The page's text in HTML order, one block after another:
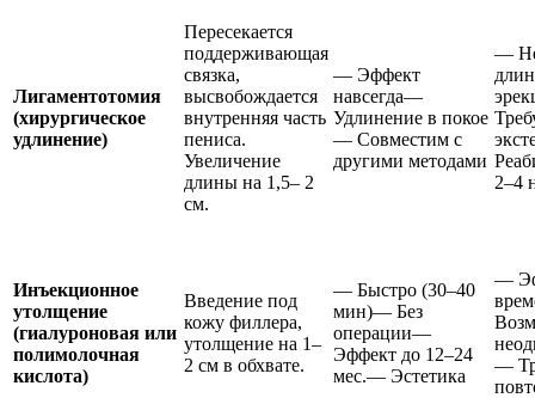
Лигаментотомия
(хирургическое
удлинение)
Пересекается
поддерживающая
связка,
высвобождается
внутренняя часть
пениса.
Увеличение
длины на 1,5– 2
см.
— Эффект
навсегда—
Удлинение в покое
— Совместим с
другими методами
— Не
2–4
Инъекционное
утолщение
(гиалуроновая или
полимолочная
кислота)
Введение под
кожу филлера,
утолщение на 1–
2 см в обхвате.
— Быстро (30–40
мин)— Без
операции—
Эффект до 12–24
мес.— Эстетика
—
—